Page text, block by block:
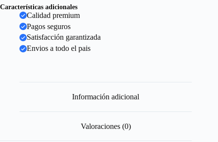
Características adicionales
Calidad premium
Pagos seguros
Satisfacción garantizada
Envios a todo el pais
Información adicional
Valoraciones (0)